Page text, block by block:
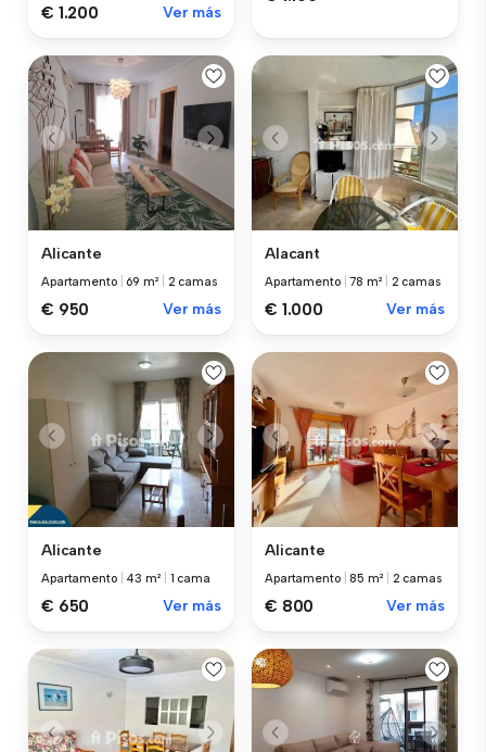
€ 1.200 Ver más
Alicante
Apartamento 69 m² 2 camas
€ 950 Ver más
Alacant
Apartamento |78 m² 2 camas
€ 1.000 Ver más
Alicante
Apartamento 43 m² 1 cama
€ 650 Ver más
Alicante
Apartamento |85 m² 2 camas
€ 800 Ver más